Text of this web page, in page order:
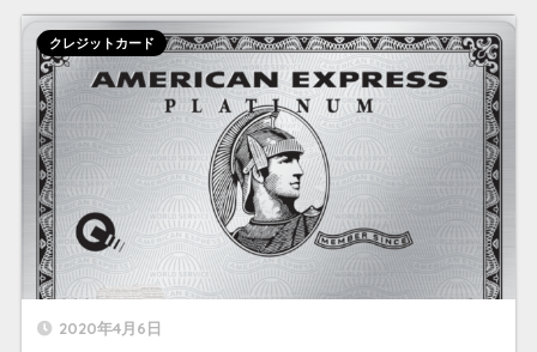
2020年4月6日
クレジットカード